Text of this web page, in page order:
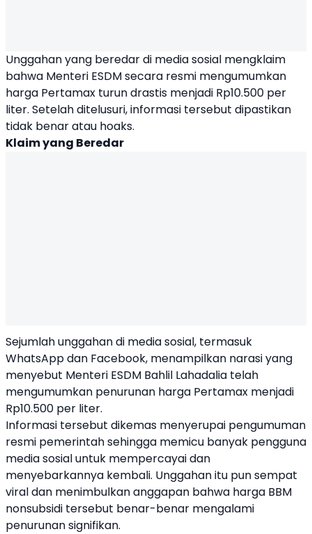
Unggahan yang beredar di media sosial mengklaim
bahwa Menteri ESDM secara resmi mengumumkan
harga Pertamax turun drastis menjadi Rp10.500 per
liter. Setelah ditelusuri, informasi tersebut dipastikan
tidak benar atau hoaks.
Klaim yang Beredar
Sejumlah unggahan di media sosial, termasuk
WhatsApp dan Facebook, menampilkan narasi yang
menyebut Menteri ESDM Bahlil Lahadalia telah
mengumumkan penurunan harga Pertamax menjadi
Rp10.500 per liter.
Informasi tersebut dikemas menyerupai pengumuman
resmi pemerintah sehingga memicu banyak pengguna
media sosial untuk mempercayai dan
menyebarkannya kembali. Unggahan itu pun sempat
viral dan menimbulkan anggapan bahwa harga BBM
nonsubsidi tersebut benar-benar mengalami
penurunan signifikan.